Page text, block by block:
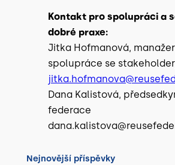
Kontakt pro spolupráci a
dobré praxe:
Jitka Hofmanová,
spolupráce se
Dana Kalistová,
federace
Nejnovější příspěvky